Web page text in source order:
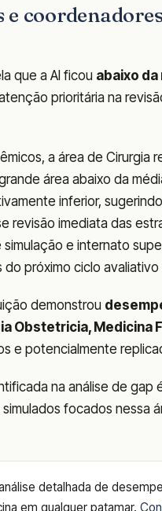
e
que a AI ficou abaixo da
prioritária na
a área de Cirurgia
área abaixo da
inferior,
revisão imediata das
e internato
próximo ciclo
demonstrou
Obstetricia, Medicina
e potencialmente
na análise de gap
focados nessa
detalhada de
em qualquer patamar.